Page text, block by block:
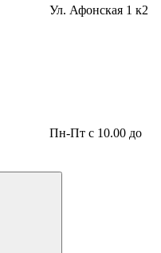
Ул. Афонская 1 к2
Пн-Пт с 10.00 до